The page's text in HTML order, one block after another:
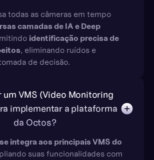
todas as câmeras em tempo
camadas de IA e Deep
identificação precisa de
, eliminando ruídos e
de decisão.
um VMS (Video Monitoring
implementar a plataforma
da Octos?
se integra aos principais VMS do
suas funcionalidades com